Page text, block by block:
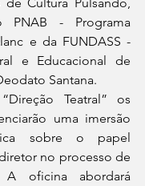
- Programa
e da FUNDASS -
e Educacional de
Santana.
Teatral” os
uma imersão
sobre o papel
no processo de
A oficina abordará